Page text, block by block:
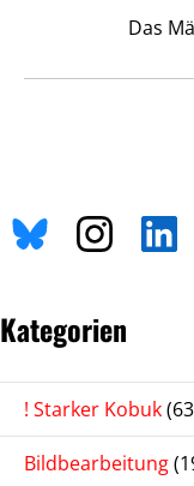
Das
Kategorien
! Starker Kobuk
Bildbearbeitung